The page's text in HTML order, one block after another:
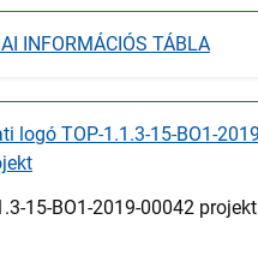
15-BO1-2019-00042 projekt